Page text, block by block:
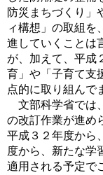
防災まちづくり」
ィ構想」の取組を
進していくことは
が、加えて、平成
育」や「子育て支
点的に取り組んで
文部科学省では
の改訂作業が進め
平成３２年度から
度から、新たな学
適用される予定で